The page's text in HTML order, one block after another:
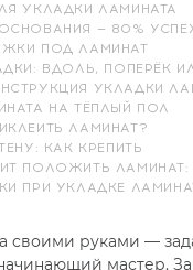
УКЛАДКИ ЛАМИНАТА
— 80%
ПОД ЛАМИНАТ
ВДОЛЬ, ПОПЕРЁК
УКЛАДКИ
НА ТЁПЛЫЙ ПОЛ
ЛАМИНАТ?
КАК КРЕПИТЬ
ПОЛОЖИТЬ ЛАМИНАТ:
ПРИ УКЛАДКЕ
своими руками —
мастер.